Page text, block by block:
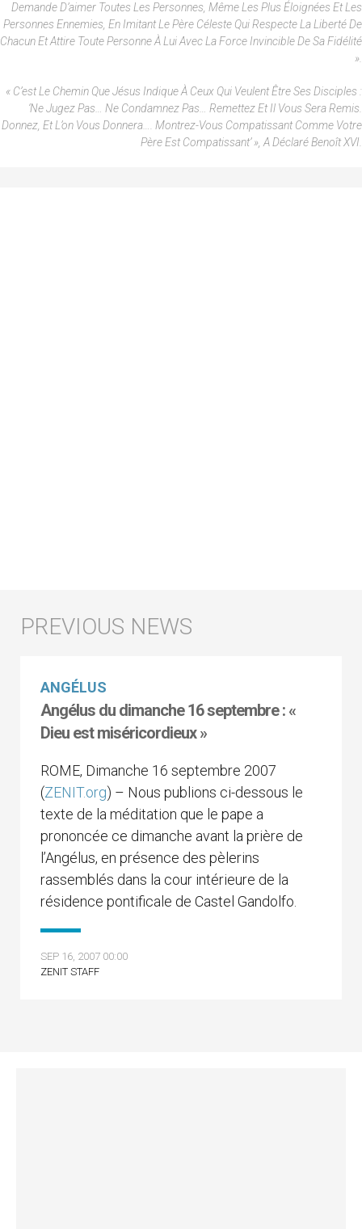
Demande D’aimer Toutes Les Personnes, Même Les Plus Éloignées Et Les
Personnes Ennemies, En Imitant Le Père Céleste Qui Respecte La Liberté De
Chacun Et Attire Toute Personne À Lui Avec La Force Invincible De Sa Fidélité
».
« C’est Le Chemin Que Jésus Indique À Ceux Qui Veulent Être Ses Disciples :
‘Ne Jugez Pas… Ne Condamnez Pas… Remettez Et Il Vous Sera Remis.
Donnez, Et L’on Vous Donnera…. Montrez-Vous Compatissant Comme Votre
Père Est Compatissant’ », A Déclaré Benoît XVI.
ANGÉLUS
Angélus du dimanche 16 septembre : «
Dieu est miséricordieux »
ROME, Dimanche 16 septembre 2007
(ZENIT.org) – Nous publions ci-dessous le
texte de la méditation que le pape a
prononcée ce dimanche avant la prière de
l’Angélus, en présence des pèlerins
rassemblés dans la cour intérieure de la
résidence pontificale de Castel Gandolfo.
SEP 16, 2007 00:00
ZENIT STAFF